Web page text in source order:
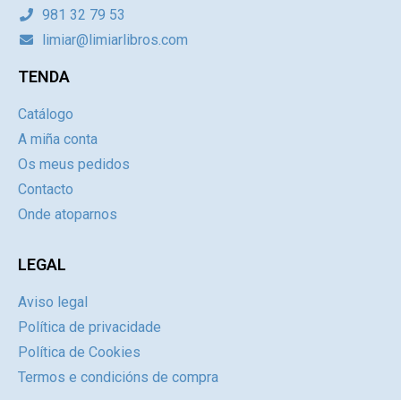
981 32 79 53
limiar@limiarlibros.com
TENDA
Catálogo
A miña conta
Os meus pedidos
Contacto
Onde atoparnos
LEGAL
Aviso legal
Política de privacidade
Política de Cookies
Termos e condicións de compra